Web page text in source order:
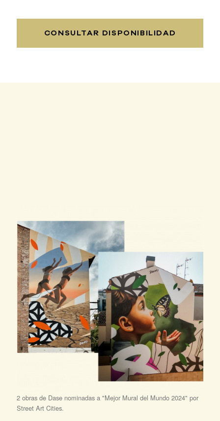
CONSULTAR DISPONIBILIDAD
2 obras de Dase nominadas a "Mejor Mural del Mundo 2024" por
Street Art Cities.